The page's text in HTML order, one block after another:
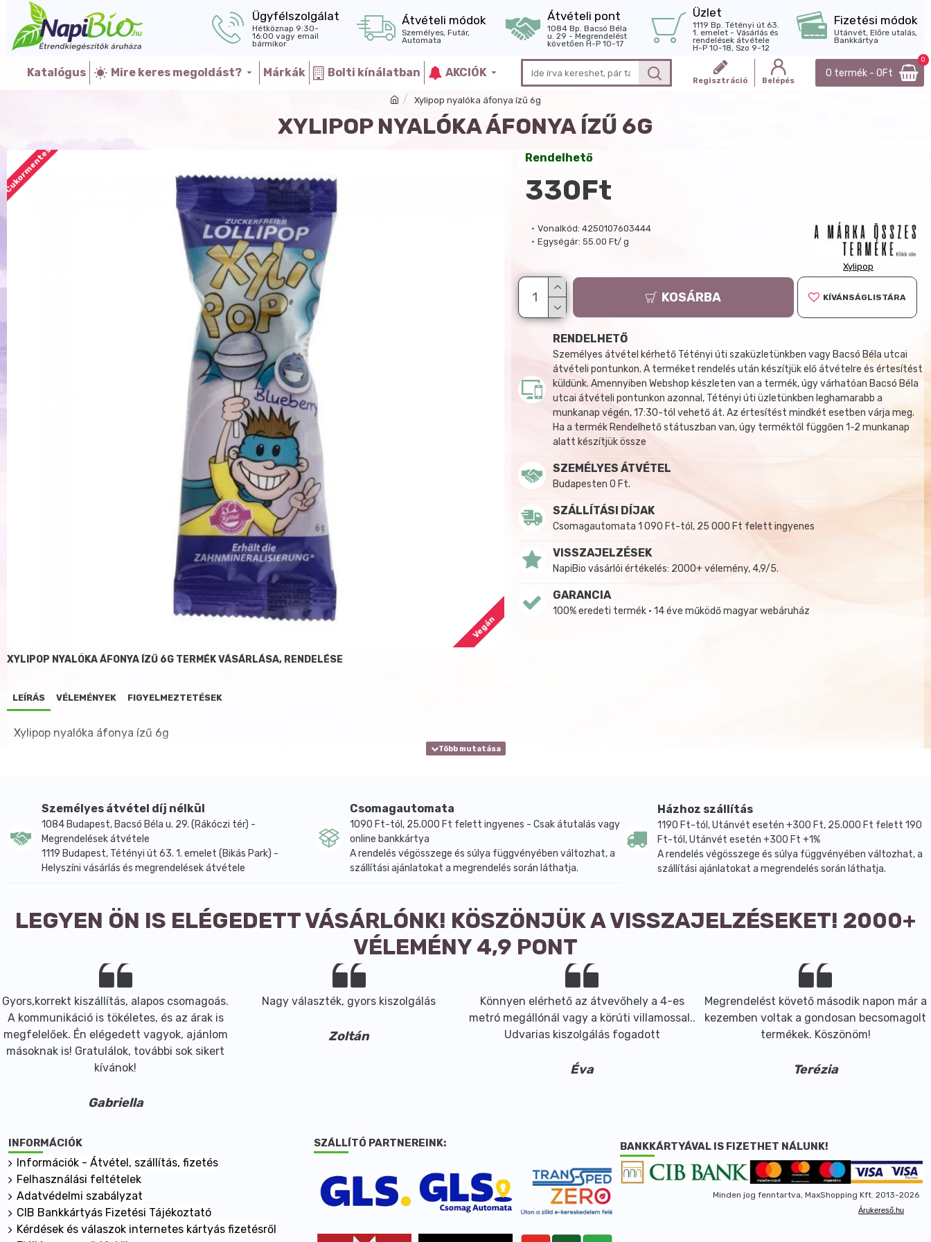
Ügyfélszolgálat
Hétköznap 9:30-
16:00 vagy email
bármikor
Átvételi módok
Személyes, Futár,
Automata
Átvételi pont
1084 Bp. Bacsó Béla
u. 29 - Megrendelést
követően H-P 10-17
Üzlet
1119 Bp. Tétényi út 63.
1. emelet - Vásárlás és
rendelések átvétele
H-P 10-18, Szo 9-12
Fizetési módok
Utánvét, Előre utalás,
Bankkártya
Katalógus Mire keres megoldást? Márkák Bolti kínálatban AKCIÓK
Regisztráció Belépés
0 termék - 0Ft
0
Xylipop nyalóka áfonya ízű 6g
XYLIPOP NYALÓKA ÁFONYA ÍZŰ 6G
Vegán
Cukormentes
Vonalkód: 4250107603444
Egységár: 55.00 Ft/ g
Xylipop
Rendelhető
330Ft
KOSÁRBA KÍVÁNSÁGLISTÁRA
RENDELHETŐ
Személyes átvétel kérhető Tétényi úti szaküzletünkben vagy Bacsó Béla utcai
átvételi pontunkon. A terméket rendelés után készítjük elő átvételre és értesítést
küldünk. Amennyiben Webshop készleten van a termék, úgy várhatóan Bacsó Béla
utcai átvételi pontunkon azonnal, Tétényi úti üzletünkben leghamarabb a
munkanap végén, 17:30-tól vehető át. Az értesítést mindkét esetben várja meg.
Ha a termék Rendelhető státuszban van, úgy terméktől függően 1-2 munkanap
alatt készítjük össze
SZEMÉLYES ÁTVÉTEL
Budapesten 0 Ft.
SZÁLLÍTÁSI DÍJAK
Csomagautomata 1 090 Ft-tól, 25 000 Ft felett ingyenes
VISSZAJELZÉSEK
NapiBio vásárlói értékelés: 2000+ vélemény, 4,9/5.
GARANCIA
100% eredeti termék • 14 éve működő magyar webáruház
XYLIPOP NYALÓKA ÁFONYA ÍZŰ 6G TERMÉK VÁSÁRLÁSA, RENDELÉSE
LEÍRÁS VÉLEMÉNYEK FIGYELMEZTETÉSEK
Xylipop nyalóka áfonya ízű 6g
Személyes átvétel díj nélkül
1084 Budapest, Bacsó Béla u. 29. (Rákóczi tér) -
Megrendelések átvétele
1119 Budapest, Tétényi út 63. 1. emelet (Bikás Park) -
Helyszíni vásárlás és megrendelések átvétele
Csomagautomata
1090 Ft-tól, 25.000 Ft felett ingyenes - Csak átutalás vagy
online bankkártya
A rendelés végösszege és súlya függvényében változhat, a
szállítási ajánlatokat a megrendelés során láthatja.
Házhoz szállítás
1190 Ft-tól, Utánvét esetén +300 Ft, 25.000 Ft felett 190
Ft-tól, Utánvét esetén +300 Ft +1%
A rendelés végösszege és súlya függvényében változhat, a
szállítási ajánlatokat a megrendelés során láthatja.
LEGYEN ÖN IS ELÉGEDETT VÁSÁRLÓNK! KÖSZÖNJÜK A VISSZAJELZÉSEKET! 2000+
VÉLEMÉNY 4,9 PONT
Gyors,korrekt kiszállítás, alapos csomagoás.
A kommunikáció is tökéletes, és az árak is
megfelelőek. Én elégedett vagyok, ajánlom
másoknak is! Gratulálok, további sok sikert
kívánok!
Gabriella
Nagy választék, gyors kiszolgálás
Zoltán
Könnyen elérhető az átvevőhely a 4-es
metró megállónál vagy a körúti villamossal..
Udvarias kiszolgálás fogadott
Éva
Megrendelést követő második napon már a
kezemben voltak a gondosan becsomagolt
termékek. Köszönöm!
Terézia
INFORMÁCIÓK
Információk - Átvétel, szállítás, fizetés
Felhasználási feltételek
Adatvédelmi szabályzat
CIB Bankkártyás Fizetési Tájékoztató
Kérdések és válaszok internetes kártyás fizetésről
SZÁLLÍTÓ PARTNEREINK: BANKKÁRTYÁVAL IS FIZETHET NÁLUNK!
Minden jog fenntartva, MaxShopping Kft. 2013-2026
Árukereső.hu